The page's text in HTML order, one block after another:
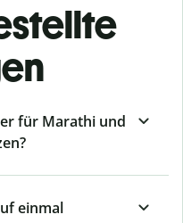
für Marathi und
einmal